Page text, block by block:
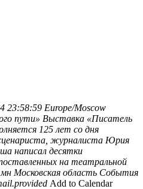
23:58:59 Europe/Moscow
пути» Выставка «Писатель
125 лет со дня
журналиста Юрия
написал десятки
на театральной
мн Московская область События
Add to Calendar